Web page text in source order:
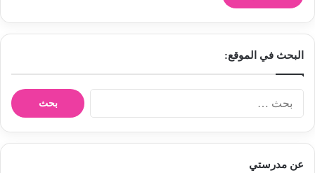
البحث في الموقع:
عن مدرستي